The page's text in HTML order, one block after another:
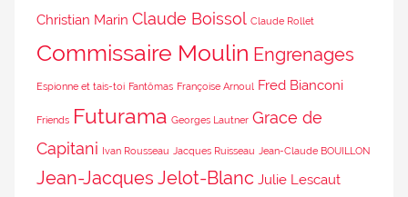
Christian Marin Claude Boissol Claude Rollet
Commissaire Moulin Engrenages
Espionne et tais-toi Fantômas Françoise Arnoul Fred Bianconi
Friends Futurama Georges Lautner Grace de
Capitani Ivan Rousseau Jacques Ruisseau Jean-Claude BOUILLON
Jean-Jacques Jelot-Blanc Julie Lescaut